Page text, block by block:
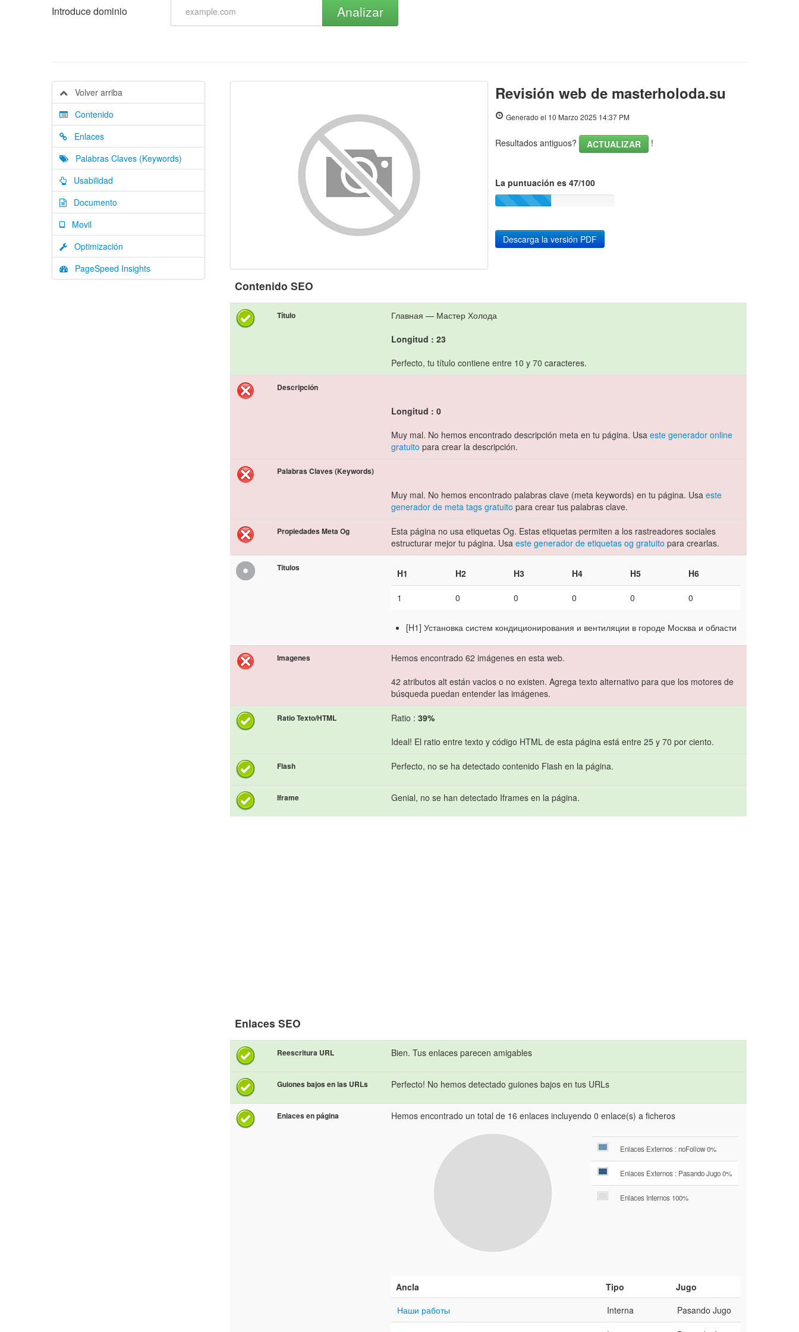
Introduce dominio Analizar
Volver arriba
Contenido
Enlaces
Palabras Claves (Keywords)
Usabilidad
Documento
Movil
Optimización
PageSpeed Insights
Revisión web de masterholoda.su
Generado el 10 Marzo 2025 14:37 PM
Resultados antiguos? ACTUALIZAR !
La puntuación es 47/100
Descarga la versión PDF
Contenido SEO
Título
Главная — Мастер Холода
Longitud : 23
Perfecto, tu título contiene entre 10 y 70 caracteres.
Descripción
Longitud : 0
Muy mal. No hemos encontrado descripción meta en tu página. Usa este generador online
gratuito para crear la descripción.
Palabras Claves (Keywords)
Muy mal. No hemos encontrado palabras clave (meta keywords) en tu página. Usa este
generador de meta tags gratuito para crear tus palabras clave.
Propiedades Meta Og
Esta página no usa etiquetas Og. Estas etiquetas permiten a los rastreadores sociales
estructurar mejor tu página. Usa este generador de etiquetas og gratuito para crearlas.
Titulos H1 H2 H3 H4 H5 H6
1 0 0 0 0 0
[H1] Установка систем кондиционирования и вентиляции в городе Москва и области
Imagenes
Hemos encontrado 62 imágenes en esta web.
42 atributos alt están vacios o no existen. Agrega texto alternativo para que los motores de
búsqueda puedan entender las imágenes.
Ratio Texto/HTML Ratio : 39%
Ideal! El ratio entre texto y código HTML de esta página está entre 25 y 70 por ciento.
Flash Perfecto, no se ha detectado contenido Flash en la página.
Iframe Genial, no se han detectado Iframes en la página.
Enlaces SEO
Reescritura URL Bien. Tus enlaces parecen amigables
Guiones bajos en las URLs Perfecto! No hemos detectado guiones bajos en tus URLs
Enlaces en página Hemos encontrado un total de 16 enlaces incluyendo 0 enlace(s) a ficheros
Enlaces Externos : noFollow 0%
Enlaces Externos : Pasando Jugo 0%
Enlaces Internos 100%
Ancla Tipo
Jugo
Наши работы
Interna Pasando Jugo